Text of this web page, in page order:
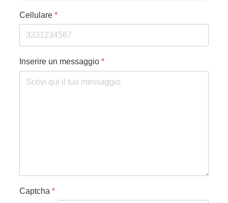
Cellulare *
Inserire un messaggio *
Captcha *